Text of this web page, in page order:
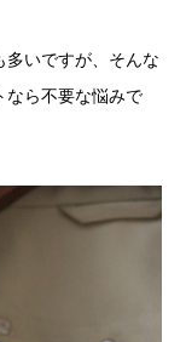
多いですが、そんな
なら不要な悩みで